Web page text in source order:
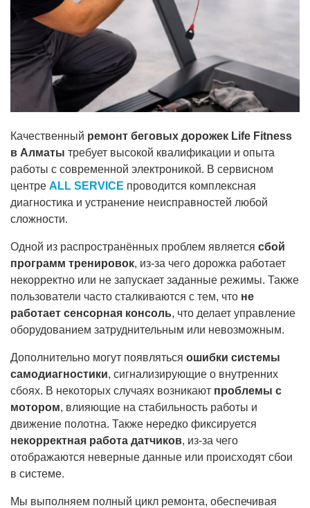
Качественный ремонт беговых дорожек Life Fitness
в Алматы требует высокой квалификации и опыта
работы с современной электроникой. В сервисном
центре ALL SERVICE проводится комплексная
диагностика и устранение неисправностей любой
сложности.
Одной из распространённых проблем является сбой
программ тренировок, из-за чего дорожка работает
некорректно или не запускает заданные режимы. Также
пользователи часто сталкиваются с тем, что не
работает сенсорная консоль, что делает управление
оборудованием затруднительным или невозможным.
Дополнительно могут появляться ошибки системы
самодиагностики, сигнализирующие о внутренних
сбоях. В некоторых случаях возникают проблемы с
мотором, влияющие на стабильность работы и
движение полотна. Также нередко фиксируется
некорректная работа датчиков, из-за чего
отображаются неверные данные или происходят сбои
в системе.
Мы выполняем полный цикл ремонта, обеспечивая